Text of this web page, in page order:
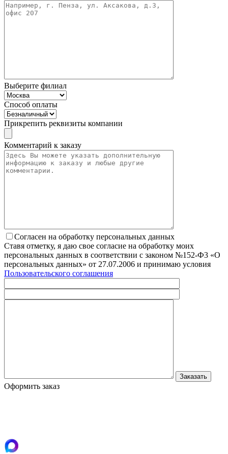
Выберите филиал
Способ оплаты
Прикрепить реквизиты компании
Комментарий к заказу
Согласен на обработку персональных данных
Ставя отметку, я даю свое согласие на обработку моих
персональных данных в соответствии с законом №152-Ф3 «О
персональных данных» от 27.07.2006 и принимаю условия
Пользовательского соглашения
Оформить заказ